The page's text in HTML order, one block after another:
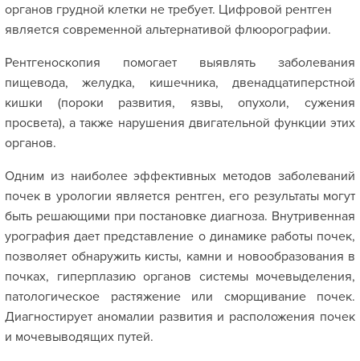
органов грудной клетки не требует. Цифровой рентген
является современной альтернативой флюорографии.
Рентгеноскопия помогает выявлять заболевания
пищевода, желудка, кишечника, двенадцатиперстной
кишки (пороки развития, язвы, опухоли, сужения
просвета), а также нарушения двигательной функции этих
органов.
Одним из наиболее эффективных методов заболеваний
почек в урологии является рентген, его результаты могут
быть решающими при постановке диагноза. Внутривенная
урография дает представление о динамике работы почек,
позволяет обнаружить кисты, камни и новообразования в
почках, гиперплазию органов системы мочевыделения,
патологическое растяжение или сморщивание почек.
Диагностирует аномалии развития и расположения почек
и мочевыводящих путей.